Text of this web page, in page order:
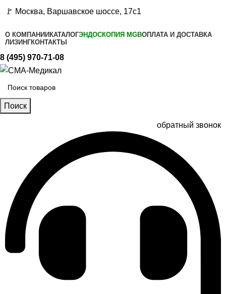
🚩 Москва, Варшавское шоссе, 17с1
О КОМПАНИИ КАТАЛОГЭНДОСКОПИЯ MGBОПЛАТА И ДОСТАВКА
ЛИЗИНГКОНТАКТЫ
8 (495) 970-71-08
Поиск
обратный звонок